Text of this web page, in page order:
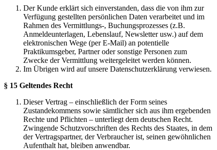
Der Kunde erklärt sich einverstanden, dass die von ihm zur
Verfügung gestellten persönlichen Daten verarbeitet und im
Rahmen des Vermittlungs-, Buchungsprozesses (z.B.
Anmeldeunterlagen, Lebenslauf, Newsletter usw.) auf dem
elektronischen Wege (per E-Mail) an potentielle
Praktikumsgeber, Partner oder sonstige Personen zum
Zwecke der Vermittlung weitergeleitet werden können.
Im Übrigen wird auf unsere Datenschutzerklärung verwiesen.
§ 15 Geltendes Recht
Dieser Vertrag – einschließlich der Form seines
Zustandekommens sowie sämtlicher sich aus ihm ergebenden
Rechte und Pflichten – unterliegt dem deutschen Recht.
Zwingende Schutzvorschriften des Rechts des Staates, in dem
der Vertragspartner, der Verbraucher ist, seinen gewöhnlichen
Aufenthalt hat, bleiben anwendbar.